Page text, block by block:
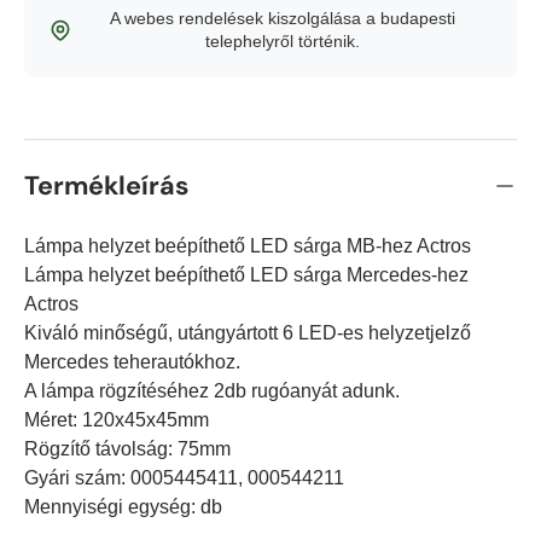
Debrecen-Készleten (7 db)
A webes rendelések kiszolgálása a budapesti
telephelyről történik.
Termékleírás
Lámpa helyzet beépíthető LED sárga MB-hez Actros
Lámpa helyzet beépíthető LED sárga Mercedes-hez
Actros
Kiváló minőségű, utángyártott 6 LED-es helyzetjelző
Mercedes teherautókhoz.
A lámpa rögzítéséhez 2db rugóanyát adunk.
Méret: 120x45x45mm
Rögzítő távolság: 75mm
Gyári szám: 0005445411, 000544211
Mennyiségi egység: db